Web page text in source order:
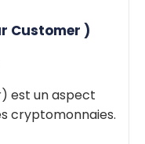
Customer )
est un aspect
cryptomonnaies.